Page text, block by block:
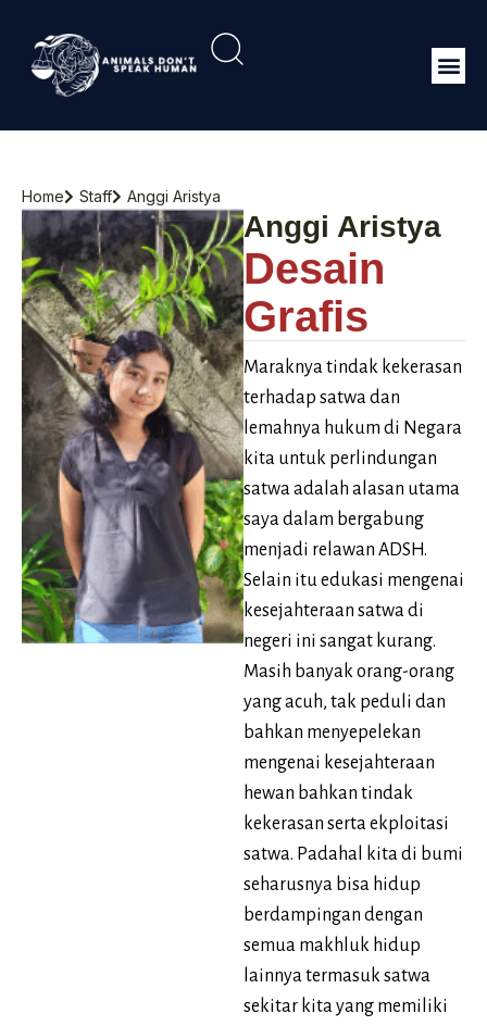
Home Staff Anggi Aristya
Anggi Aristya
Desain
Grafis
Maraknya tindak kekerasan
terhadap satwa dan
lemahnya hukum di Negara
kita untuk perlindungan
satwa adalah alasan utama
saya dalam bergabung
menjadi relawan ADSH.
Selain itu edukasi mengenai
kesejahteraan satwa di
negeri ini sangat kurang.
Masih banyak orang-orang
yang acuh, tak peduli dan
bahkan menyepelekan
mengenai kesejahteraan
hewan bahkan tindak
kekerasan serta ekploitasi
satwa. Padahal kita di bumi
seharusnya bisa hidup
berdampingan dengan
semua makhluk hidup
lainnya termasuk satwa
sekitar kita yang memiliki